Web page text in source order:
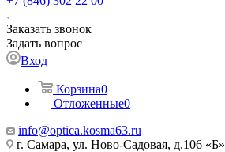
Заказать звонок
Задать вопрос
Вход
Корзина0
Отложенные0
info@optica.kosma63.ru
г. Самара, ул. Ново-Садовая, д.106 «Б»